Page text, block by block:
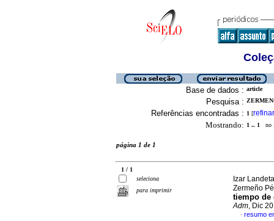
Base de dados : article
Pesquisa :
Referências encontradas : 1 [refinar
Mostrando: 1 .. 1 no
página 1 de 1
1 / 1
seleciona
para imprimir
Izar
Zermeño
tiempo de
Adm, Dic
· resumo